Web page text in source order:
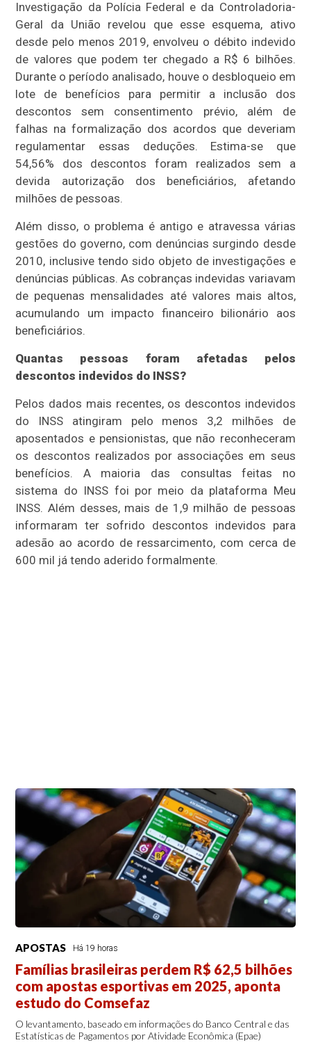
Investigação da Polícia Federal e da Controladoria-
Geral da União revelou que esse esquema, ativo
desde pelo menos 2019, envolveu o débito indevido
de valores que podem ter chegado a R$ 6 bilhões.
Durante o período analisado, houve o desbloqueio em
lote de benefícios para permitir a inclusão dos
descontos sem consentimento prévio, além de
falhas na formalização dos acordos que deveriam
regulamentar essas deduções. Estima-se que
54,56% dos descontos foram realizados sem a
devida autorização dos beneficiários, afetando
milhões de pessoas.
Além disso, o problema é antigo e atravessa várias
gestões do governo, com denúncias surgindo desde
2010, inclusive tendo sido objeto de investigações e
denúncias públicas. As cobranças indevidas variavam
de pequenas mensalidades até valores mais altos,
acumulando um impacto financeiro bilionário aos
beneficiários.
Quantas pessoas foram afetadas pelos
descontos indevidos do INSS?
Pelos dados mais recentes, os descontos indevidos
do INSS atingiram pelo menos 3,2 milhões de
aposentados e pensionistas, que não reconheceram
os descontos realizados por associações em seus
benefícios. A maioria das consultas feitas no
sistema do INSS foi por meio da plataforma Meu
INSS. Além desses, mais de 1,9 milhão de pessoas
informaram ter sofrido descontos indevidos para
adesão ao acordo de ressarcimento, com cerca de
600 mil já tendo aderido formalmente.
APOSTAS Há 19 horas
Famílias brasileiras perdem R$ 62,5 bilhões
com apostas esportivas em 2025, aponta
estudo do Comsefaz
O levantamento, baseado em informações do Banco Central e das
Estatísticas de Pagamentos por Atividade Econômica (Epae)